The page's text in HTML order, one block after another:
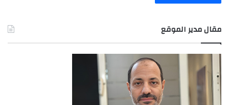
مقال مدير الموقع